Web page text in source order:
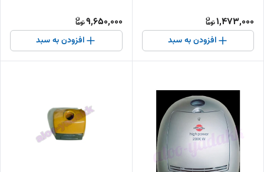
1,473,000
افزودن به سبد
9,650,000
افزودن به سبد